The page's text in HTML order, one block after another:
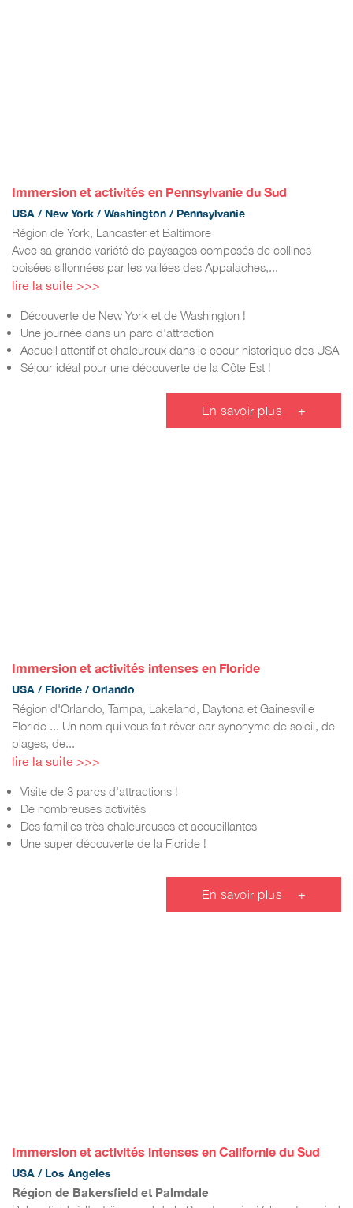
Immersion et activités en Pennsylvanie du Sud
USA / New York / Washington / Pennsylvanie
Région de York, Lancaster et Baltimore
Avec sa grande variété de paysages composés de collines
boisées sillonnées par les vallées des Appalaches,...
lire la suite >>>
Découverte de New York et de Washington !
Une journée dans un parc d'attraction
Accueil attentif et chaleureux dans le coeur historique des USA
Séjour idéal pour une découverte de la Côte Est !
En savoir plus +
Immersion et activités intenses en Floride
USA / Floride / Orlando
Région d'Orlando, Tampa, Lakeland, Daytona et Gainesville
Floride ... Un nom qui vous fait rêver car synonyme de soleil, de
plages, de...
lire la suite >>>
Visite de 3 parcs d'attractions !
De nombreuses activités
Des familles très chaleureuses et accueillantes
Une super découverte de la Floride !
En savoir plus +
Immersion et activités intenses en Californie du Sud
USA / Los Angeles
Région de Bakersfield et Palmdale